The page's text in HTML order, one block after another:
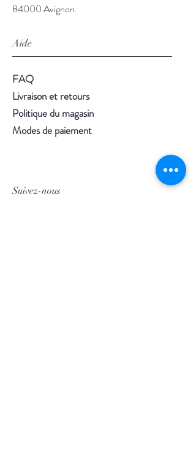
84000 Avignon.
Aide
FAQ
Livraison et retours
Politique du magasin
Modes de paiement
Suivez-nous